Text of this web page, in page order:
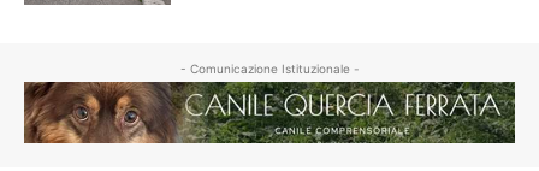
- Comunicazione Istituzionale -